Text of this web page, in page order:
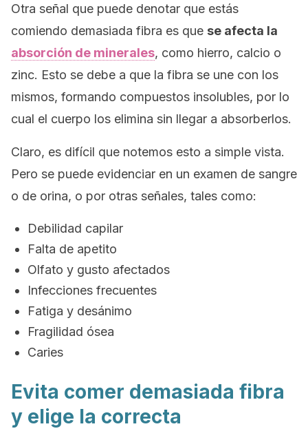
Otra señal que puede denotar que estás
comiendo demasiada fibra es que se afecta la
absorción de minerales, como hierro, calcio o
zinc. Esto se debe a que la fibra se une con los
mismos, formando compuestos insolubles, por lo
cual el cuerpo los elimina sin llegar a absorberlos.
Claro, es difícil que notemos esto a simple vista.
Pero se puede evidenciar en un examen de sangre
o de orina, o por otras señales, tales como:
Debilidad capilar
Falta de apetito
Olfato y gusto afectados
Infecciones frecuentes
Fatiga y desánimo
Fragilidad ósea
Caries
Evita comer demasiada fibra
y elige la correcta